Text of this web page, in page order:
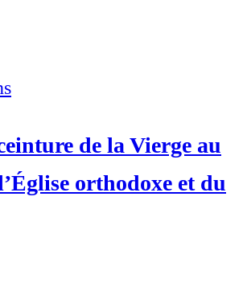
de la Vierge au
orthodoxe et du